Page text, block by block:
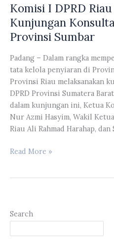
Ahmad
Tarmizi
Bersama
Wakil
Walikota
Pekanbaru
Markarius
Anwar
Meninjau
Langsung
Pelaksanaan
Pangan
Komisi I DPRD
Kunjungan
Provinsi Sumbar
Padang – Dalam rangka
tata kelola penyiaran di
Provinsi Riau melaksanakan
DPRD Provinsi Sumatera
dalam kunjungan ini, Ketua
Nur Azmi Hasyim, Wakil
Riau Ali Rahmad Harahap,
Komisi
Kunjungan
Konsultasi
ke
Read More »
Search